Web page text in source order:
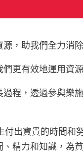
，助我們全力消
更有效地運用資源
程，透過參與樂
出寶貴的時間
精力和知識，為